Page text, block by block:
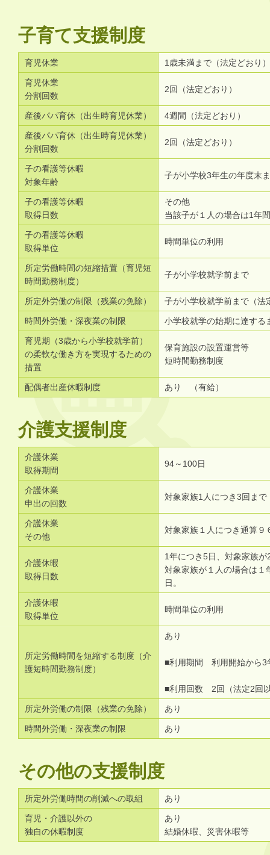
子育て支援制度
育児休業 1歳未満まで（法定どおり）
育児休業
分割回数
2回（法定どおり）
産後パパ育休（出生時育児休業） 4週間（法定どおり）
産後パパ育休（出生時育児休業）
分割回数
2回（法定どおり）
子の看護等休暇
対象年齢
子が小学校3年生の年度末
子の看護等休暇
取得日数
その他
当該子が１人の場合は1年
子の看護等休暇
取得単位
時間単位の利用
所定労働時間の短縮措置（育児短
時間勤務制度）
子が小学校就学前まで
所定外労働の制限（残業の免除） 子が小学校就学前まで（法
時間外労働・深夜業の制限 小学校就学の始期に達する
育児期（3歳から小学校就学前）
の柔軟な働き方を実現するための
措置
保育施設の設置運営等
短時間勤務制度
配偶者出産休暇制度 あり （有給）
介護支援制度
介護休業
取得期間
94～100日
介護休業
申出の回数
対象家族1人につき3回まで
介護休業
その他
対象家族１人につき通算９
介護休暇
取得日数
1年につき5日、対象家族
対象家族が１人の場合は１
日。
介護休暇
取得単位
時間単位の利用
所定労働時間を短縮する制度（介
護短時間勤務制度）
あり
■利用期間 利用開始から3
■利用回数 2回（法定2回
所定外労働の制限（残業の免除） あり
時間外労働・深夜業の制限 あり
その他の支援制度
所定外労働時間の削減への取組 あり
育児・介護以外の
独自の休暇制度
あり
結婚休暇、災害休暇等